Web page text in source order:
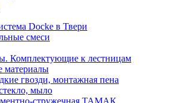
Docke в Твери
смеси
Комплектующие к лестницам
материалы
гвозди, монтажная пена
мыло
стружечная ТАМАК